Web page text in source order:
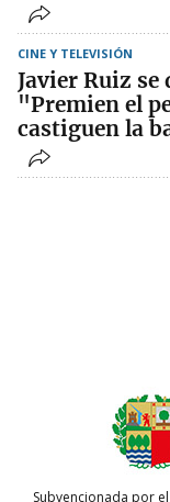
CINE Y TELEVISIÓN
Javier Ruiz se
"Premien el
castiguen la
Subvencionada por